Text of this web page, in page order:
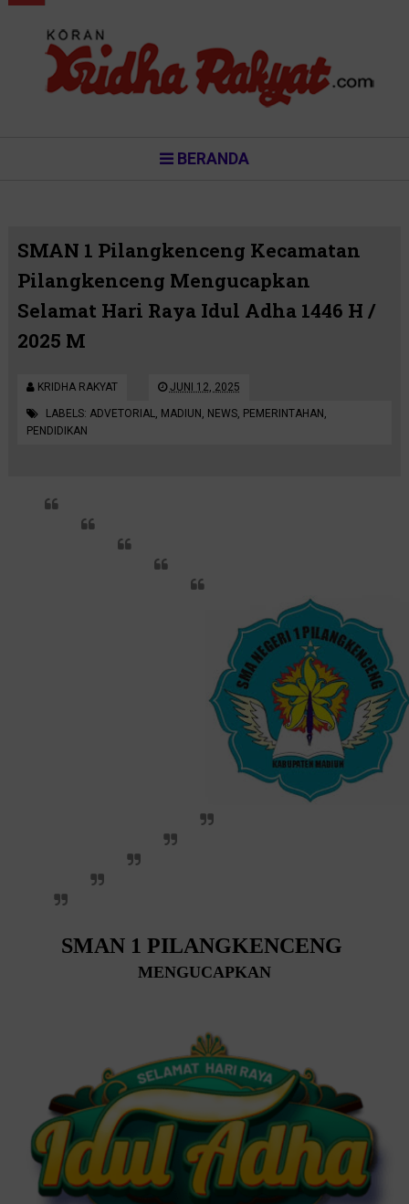
BERANDA
SMAN 1 Pilangkenceng Kecamatan
Pilangkenceng Mengucapkan
Selamat Hari Raya Idul Adha 1446 H /
2025 M
KRIDHA RAKYAT JUNI 12, 2025
LABELS: ADVETORIAL, MADIUN , NEWS, PEMERINTAHAN ,
PENDIDIKAN
SMAN 1 PILANGKENCENG
MENGUCAPKAN